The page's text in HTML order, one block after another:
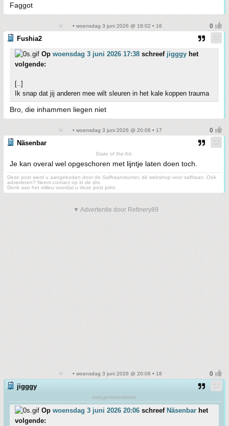
Faggot
• woensdag 3 juni 2026 @ 18:02 • 16
Fushia2
Op woensdag 3 juni 2026 17:38 schreef jigggy het
volgende:
[..]
Ik snap dat jij anderen mee wilt sleuren in het kale koppen trauma
Bro, die inhammen liegen niet
• woensdag 3 juni 2026 @ 20:06 • 17
Näsenbar
State of the Art.
Je kan overal wel opgeschoren met lijntje laten doen toch.
Deze post werd u aangeboden door de Saffraanstunter, dé webshop voor saffraan. Ook
adverteren? Neem contact op in de dm.
Denk aan het milieu voordat u deze post print.
▼ Advertentie door Refinery89
• woensdag 3 juni 2026 @ 20:06 • 18
jigggy
moegenblatvlekker
Op woensdag 3 juni 2026 20:06 schreef Näsenbar het
volgende: